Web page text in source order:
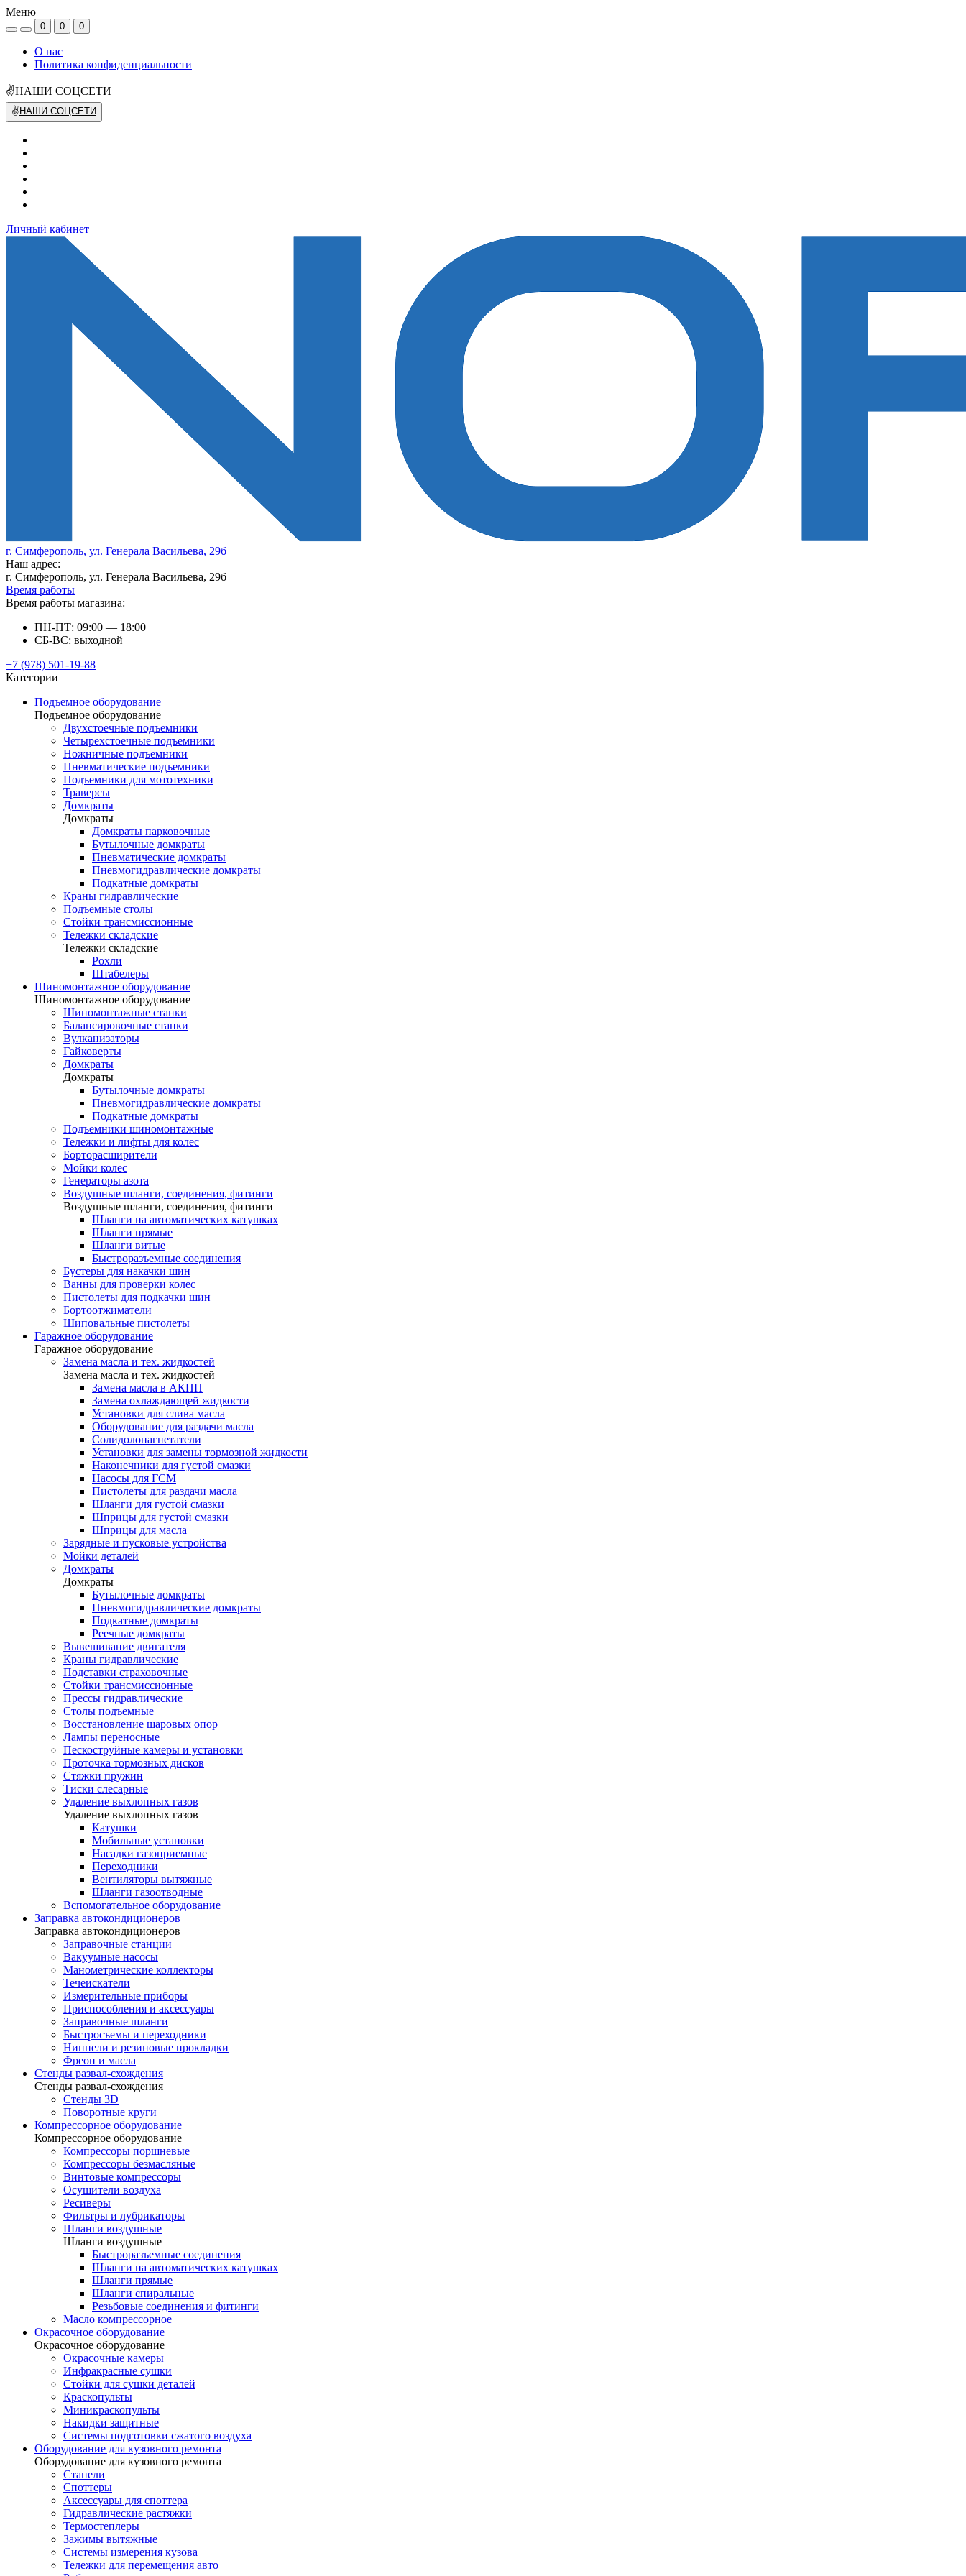
Меню
0 0 0
О нас
Политика конфиденциальности
✌НАШИ СОЦСЕТИ
✌ НАШИ СОЦСЕТИ
Личный кабинет
г. Симферополь, ул. Генерала Васильева, 29б
Наш адрес:
г. Симферополь, ул. Генерала Васильева, 29б
Время работы
Время работы магазина:
ПН-ПТ: 09:00 — 18:00
СБ-ВС: выходной
+7 (978) 501-19-88
Категории
Подъемное оборудование
Подъемное оборудование
Двухстоечные подъемники
Четырехстоечные подъемники
Ножничные подъемники
Пневматические подъемники
Подъемники для мототехники
Траверсы
Домкраты
Домкраты
Домкраты парковочные
Бутылочные домкраты
Пневматические домкраты
Пневмогидравлические домкраты
Подкатные домкраты
Краны гидравлические
Подъемные столы
Стойки трансмиссионные
Тележки складские
Тележки складские
Рохли
Штабелеры
Шиномонтажное оборудование
Шиномонтажное оборудование
Шиномонтажные станки
Балансировочные станки
Вулканизаторы
Гайковерты
Домкраты
Домкраты
Бутылочные домкраты
Пневмогидравлические домкраты
Подкатные домкраты
Подъемники шиномонтажные
Тележки и лифты для колес
Борторасширители
Мойки колес
Генераторы азота
Воздушные шланги, соединения, фитинги
Воздушные шланги, соединения, фитинги
Шланги на автоматических катушках
Шланги прямые
Шланги витые
Быстроразъемные соединения
Бустеры для накачки шин
Ванны для проверки колес
Пистолеты для подкачки шин
Бортоотжиматели
Шиповальные пистолеты
Гаражное оборудование
Гаражное оборудование
Замена масла и тех. жидкостей
Замена масла и тех. жидкостей
Замена масла в АКПП
Замена охлаждающей жидкости
Установки для слива масла
Оборудование для раздачи масла
Солидолонагнетатели
Установки для замены тормозной жидкости
Наконечники для густой смазки
Насосы для ГСМ
Пистолеты для раздачи масла
Шланги для густой смазки
Шприцы для густой смазки
Шприцы для масла
Зарядные и пусковые устройства
Мойки деталей
Домкраты
Домкраты
Бутылочные домкраты
Пневмогидравлические домкраты
Подкатные домкраты
Реечные домкраты
Вывешивание двигателя
Краны гидравлические
Подставки страховочные
Стойки трансмиссионные
Прессы гидравлические
Столы подъемные
Восстановление шаровых опор
Лампы переносные
Пескоструйные камеры и установки
Проточка тормозных дисков
Стяжки пружин
Тиски слесарные
Удаление выхлопных газов
Удаление выхлопных газов
Катушки
Мобильные установки
Насадки газоприемные
Переходники
Вентиляторы вытяжные
Шланги газоотводные
Вспомогательное оборудование
Заправка автокондиционеров
Заправка автокондиционеров
Заправочные станции
Вакуумные насосы
Манометрические коллекторы
Течеискатели
Измерительные приборы
Приспособления и аксессуары
Заправочные шланги
Быстросъемы и переходники
Ниппели и резиновые прокладки
Фреон и масла
Стенды развал-схождения
Стенды развал-схождения
Стенды 3D
Поворотные круги
Компрессорное оборудование
Компрессорное оборудование
Компрессоры поршневые
Компрессоры безмасляные
Винтовые компрессоры
Осушители воздуха
Ресиверы
Фильтры и лубрикаторы
Шланги воздушные
Шланги воздушные
Быстроразъемные соединения
Шланги на автоматических катушках
Шланги прямые
Шланги спиральные
Резьбовые соединения и фитинги
Масло компрессорное
Окрасочное оборудование
Окрасочное оборудование
Окрасочные камеры
Инфракрасные сушки
Стойки для сушки деталей
Краскопульты
Миникраскопульты
Накидки защитные
Системы подготовки сжатого воздуха
Оборудование для кузовного ремонта
Оборудование для кузовного ремонта
Стапели
Споттеры
Аксессуары для споттера
Гидравлические растяжки
Термостеплеры
Зажимы вытяжные
Системы измерения кузова
Тележки для перемещения авто